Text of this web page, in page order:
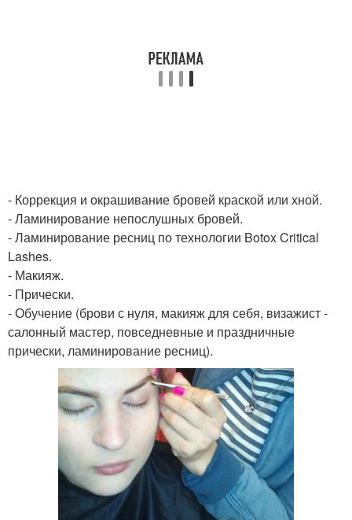
- Коррекция и окрашивание бровей краской или хной.
- Ламинирование непослушных бровей.
- Ламинирование ресниц по технологии Botox Critical
Lashes.
- Макияж.
- Прически.
- Обучение (брови с нуля, макияж для себя, визажист -
салонный мастер, повседневные и праздничные
прически, ламинирование ресниц).